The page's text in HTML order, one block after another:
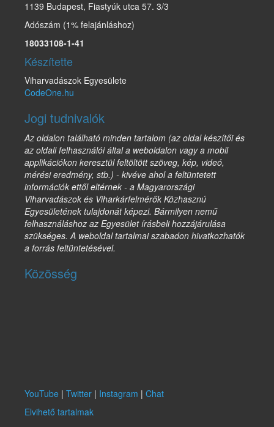
1139 Budapest, Fiastyúk utca 57. 3/3
Adószám (1% felajánláshoz)
18033108-1-41
Készítette
Viharvadászok Egyesülete
CodeOne.hu
Jogi tudnivalók
Az oldalon található minden tartalom (az oldal készítői és
az oldali felhasználói által a weboldalon vagy a mobil
applikációkon keresztül feltöltött szöveg, kép, videó,
mérési eredmény, stb.) - kivéve ahol a feltüntetett
információk ettől eltérnek - a Magyarországi
Viharvadászok és Viharkárfelmérők Közhasznú
Egyesületének tulajdonát képezi. Bármilyen nemű
felhasználáshoz az Egyesület írásbeli hozzájárulása
szükséges. A weboldal tartalmai szabadon hivatkozhatók
a forrás feltüntetésével.
Közösség
YouTube | Twitter | Instagram | Chat
Elvihető tartalmak